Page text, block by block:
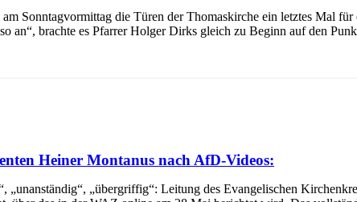
Sonntagvormittag die Türen der Thomaskirche ein letztes Mal
an“, brachte es Pfarrer Holger Dirks gleich zu Beginn auf den
Heiner Montanus nach AfD-Videos:
„unanständig“, „übergriffig“: Leitung des Evangelischen